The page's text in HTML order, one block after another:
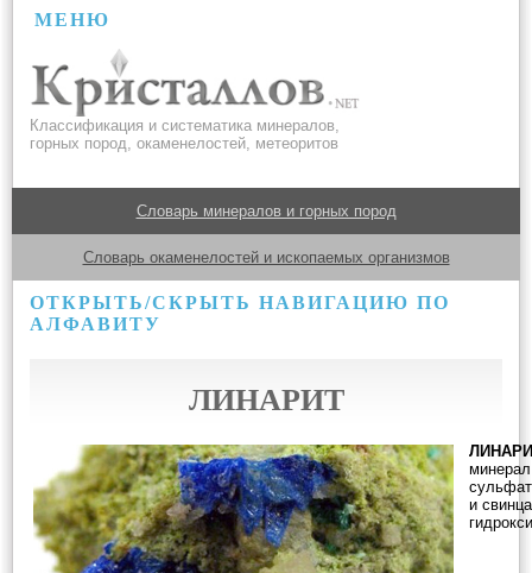
МЕНЮ
Классификация и систематика минералов,
горных пород, окаменелостей, метеоритов
Словарь минералов и горных пород
Словарь окаменелостей и ископаемых организмов
ОТКРЫТЬ/СКРЫТЬ НАВИГАЦИЮ ПО
АЛФАВИТУ
ЛИНАРИТ
и